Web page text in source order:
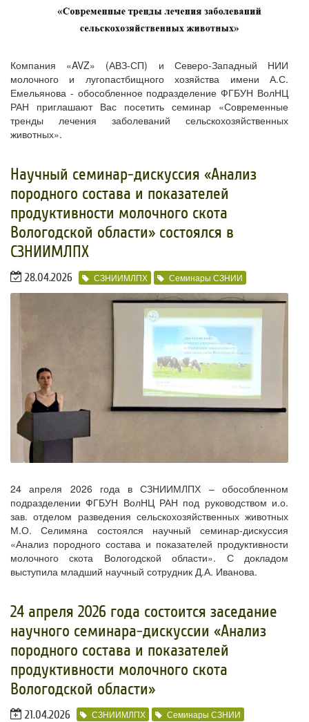
Компания «AVZ» (АВЗ-СП) и Северо-Западный НИИ
молочного и лугопастбищного хозяйства имени А.С.
Емельянова - обособленное подразделение ФГБУН ВолНЦ
РАН приглашают Вас посетить семинар «Современные
тренды лечения заболеваний сельскохозяйственных
животных».
​Научный семинар-дискуссия «Анализ
породного состава и показателей
продуктивности молочного скота
Вологодской области» состоялся в
СЗНИИМЛПХ
28.04.2026 СЗНИИМЛПХ Семинары СЗНИИ
24 апреля 2026 года в СЗНИИМЛПХ – обособленном
подразделении ФГБУН ВолНЦ РАН под руководством и.о.
зав. отделом разведения сельскохозяйственных животных
М.О. Селимяна состоялся научный семинар-дискуссия
«Анализ породного состава и показателей продуктивности
молочного скота Вологодской области». С докладом
выступила младший научный сотрудник Д.А. Иванова.
24 апреля 2026 года состоится заседание
научного семинара-дискуссии «Анализ
породного состава и показателей
продуктивности молочного скота
Вологодской области»
21.04.2026 СЗНИИМЛПХ Семинары СЗНИИ